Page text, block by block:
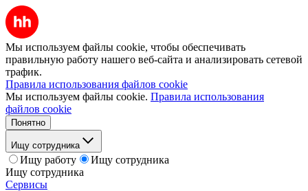
Мы используем файлы cookie, чтобы обеспечивать
правильную работу нашего веб-сайта и анализировать сетевой
трафик.
Правила использования файлов cookie
Мы используем файлы cookie. Правила использования
файлов cookie
Понятно
Ищу сотрудника
Ищу работу
Ищу сотрудника
Ищу сотрудника
Сервисы